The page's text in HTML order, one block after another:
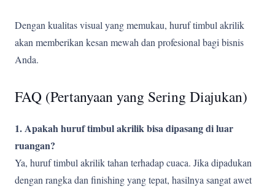
Dengan kualitas visual yang memukau, huruf timbul akrilik
akan memberikan kesan mewah dan profesional bagi bisnis
Anda.
FAQ (Pertanyaan yang Sering Diajukan)
1. Apakah huruf timbul akrilik bisa dipasang di luar
ruangan?
Ya, huruf timbul akrilik tahan terhadap cuaca. Jika dipadukan
dengan rangka dan finishing yang tepat, hasilnya sangat awet